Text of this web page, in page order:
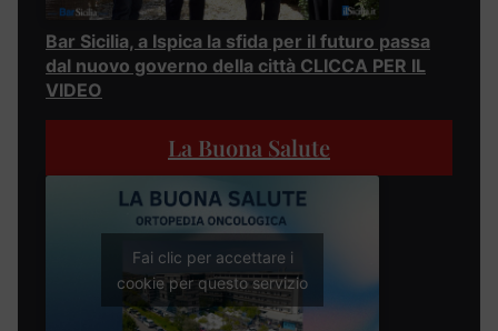
Bar Sicilia, a Ispica la sfida per il futuro passa
dal nuovo governo della città CLICCA PER IL
VIDEO
La Buona Salute
Fai clic per accettare i
cookie per questo servizio